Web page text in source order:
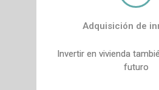
Adquisición de
Invertir en vivienda
futuro